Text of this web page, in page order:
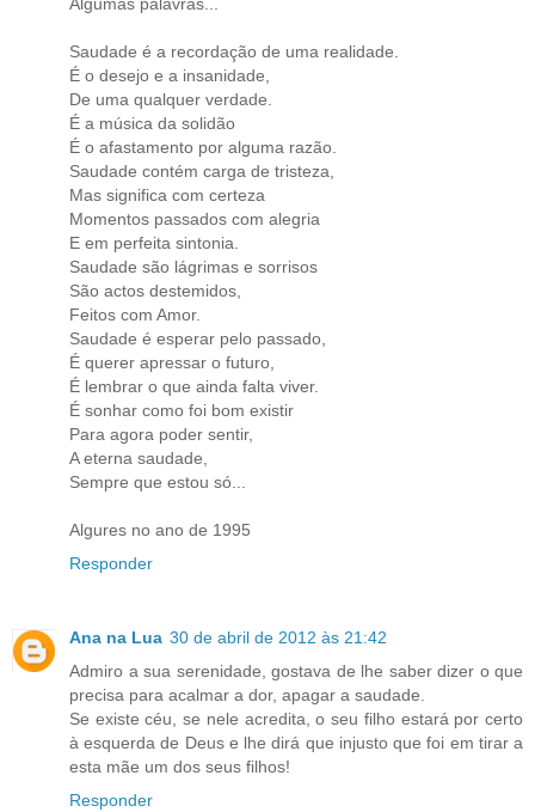
Saudade é a recordação de uma realidade.
É o desejo e a insanidade,
De uma qualquer verdade.
É a música da solidão
É o afastamento por alguma razão.
Saudade contém carga de tristeza,
Mas significa com certeza
Momentos passados com alegria
E em perfeita sintonia.
Saudade são lágrimas e sorrisos
São actos destemidos,
Feitos com Amor.
Saudade é esperar pelo passado,
É querer apressar o futuro,
É lembrar o que ainda falta viver.
É sonhar como foi bom existir
Para agora poder sentir,
A eterna saudade,
Sempre que estou só...
Algures no ano de 1995
Responder
Ana na Lua 30 de abril de 2012 às 21:42
Admiro a sua serenidade, gostava de lhe saber dizer o que
precisa para acalmar a dor, apagar a saudade.
Se existe céu, se nele acredita, o seu filho estará por certo
à esquerda de Deus e lhe dirá que injusto que foi em tirar a
esta mãe um dos seus filhos!
Responder